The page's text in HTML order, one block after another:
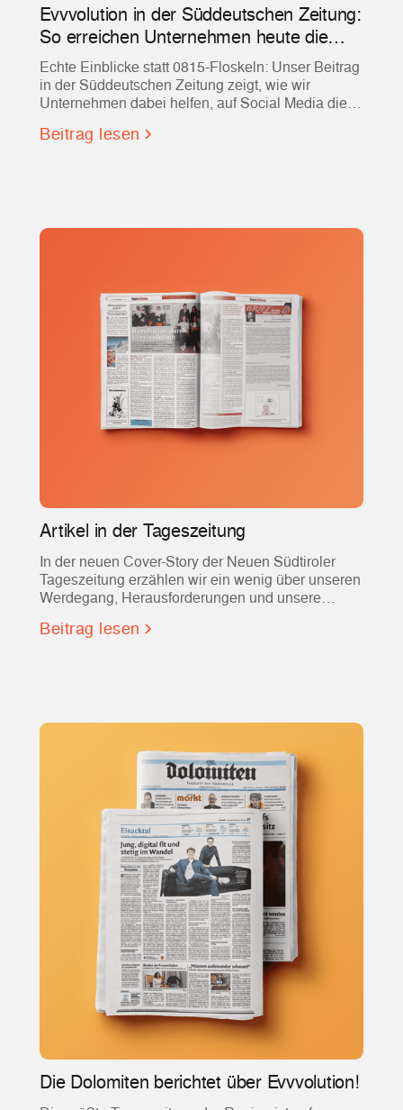
Evvvolution in der Süddeutschen Zeitung:
So erreichen Unternehmen heute die
richtigen Talente
Echte Einblicke statt 0815-Floskeln: Unser Beitrag
in der Süddeutschen Zeitung zeigt, wie wir
Unternehmen dabei helfen, auf Social Media die
Beitrag lesen
Artikel in der Tageszeitung
In der neuen Cover-Story der Neuen Südtiroler
Tageszeitung erzählen wir ein wenig über unseren
Werdegang, Herausforderungen und unsere
Beitrag lesen
Die Dolomiten berichtet über Evvvolution!